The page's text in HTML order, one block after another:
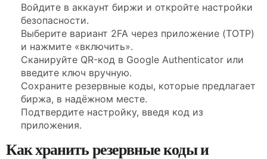
Войдите в аккаунт биржи и откройте настройки
безопасности.
Выберите вариант 2FA через приложение (TOTP)
и нажмите «включить».
Сканируйте QR-код в Google Authenticator или
введите ключ вручную.
Сохраните резервные коды, которые предлагает
биржа, в надёжном месте.
Подтвердите настройку, введя код из
приложения.
Как хранить резервные коды и